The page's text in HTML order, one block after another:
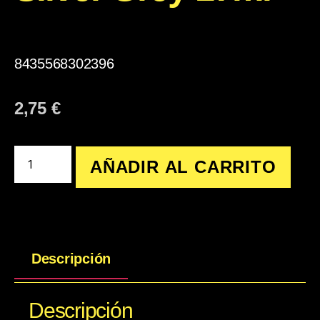
8435568302396
2,75 €
AÑADIR AL CARRITO
Descripción
Descripción